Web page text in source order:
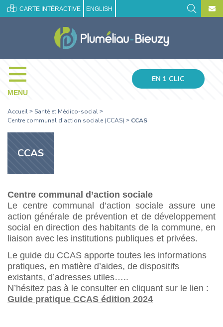
CARTE INTÉRACTIVE ENGLISH
MENU
EN 1 CLIC
Accueil > Santé et Médico-social >
Centre communal d’action sociale (CCAS) > CCAS
CCAS
Centre communal d’action sociale
Le centre communal d’action sociale assure une
action générale de prévention et de développement
social en direction des habitants de la commune, en
liaison avec les institutions publiques et privées.
Le guide du CCAS apporte toutes les informations
pratiques, en matière d’aides, de dispositifs
existants, d’adresses utiles…..
N’hésitez pas à le consulter en cliquant sur le lien :
Guide pratique CCAS édition 2024